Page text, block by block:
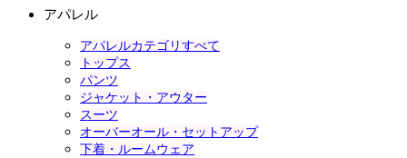
アパレル
アパレルカテゴリすべて
トップス
パンツ
ジャケット・アウター
スーツ
オーバーオール・セットアップ
下着・ルームウェア